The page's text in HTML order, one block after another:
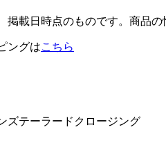
掲載日時点のものです。商品
ングはこちら
ズテーラードクロージング